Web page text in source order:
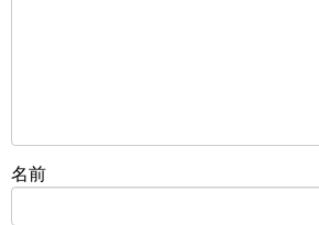
名前